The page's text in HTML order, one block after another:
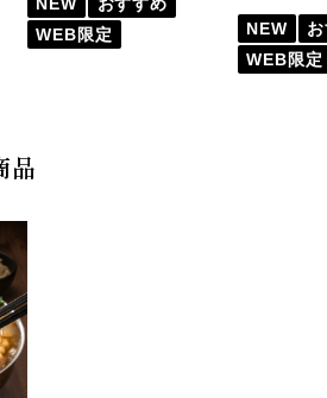
NEW
おすすめ
WEB限定
NEW
WEB限定
品